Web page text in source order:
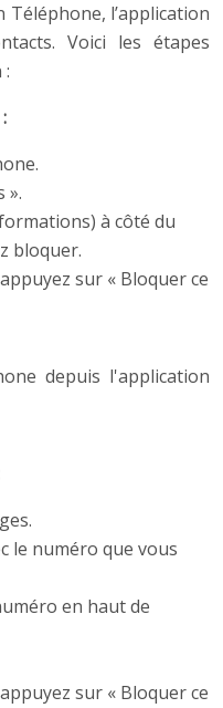
Téléphone, l’application
Voici les étapes
:
».
à côté du
bloquer.
sur « Bloquer ce
le numéro que vous
en haut de
sur « Bloquer ce